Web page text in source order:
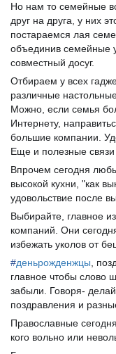
Но нам то семейные
друг на друга, у них
постараемся лая
объединив семейные
совместный досуг.
Отбираем у всех
различные
Можно, если семья
Интернету,
большие компании.
Еще и полезные связи
Впрочем сегодня
высокой кухни, "как
удовольствие после
Выбирайте, главное
компаний. Они
избежать уколов от
#деньрожденжцы ,
главное чтобы слово
забыли. Говоря-
поздравления и
Православные
кого вольно или